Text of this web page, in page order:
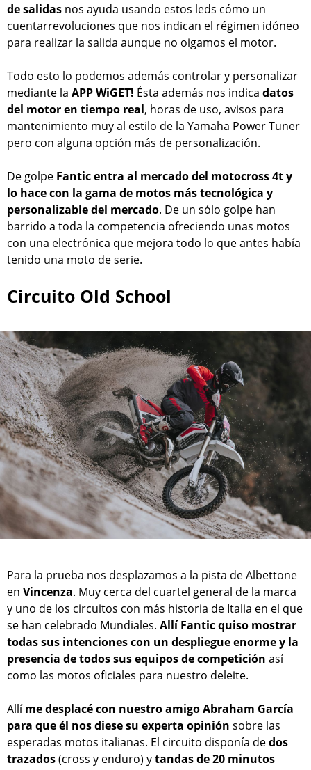
de salidas nos ayuda usando estos leds cómo un
cuentarrevoluciones que nos indican el régimen idóneo
para realizar la salida aunque no oigamos el motor.
Todo esto lo podemos además controlar y personalizar
mediante la APP WiGET! Ésta además nos indica datos
del motor en tiempo real, horas de uso, avisos para
mantenimiento muy al estilo de la Yamaha Power Tuner
pero con alguna opción más de personalización.
De golpe Fantic entra al mercado del motocross 4t y
lo hace con la gama de motos más tecnológica y
personalizable del mercado. De un sólo golpe han
barrido a toda la competencia ofreciendo unas motos
con una electrónica que mejora todo lo que antes había
tenido una moto de serie.
Circuito Old School
Para la prueba nos desplazamos a la pista de Albettone
en Vincenza. Muy cerca del cuartel general de la marca
y uno de los circuitos con más historia de Italia en el que
se han celebrado Mundiales. Allí Fantic quiso mostrar
todas sus intenciones con un despliegue enorme y la
presencia de todos sus equipos de competición así
como las motos oficiales para nuestro deleite.
Allíme desplacé con nuestro amigo Abraham García
para que él nos diese su experta opinión sobre las
esperadas motos italianas. El circuito disponía dedos
trazados(cross y enduro) ytandas de 20 minutos